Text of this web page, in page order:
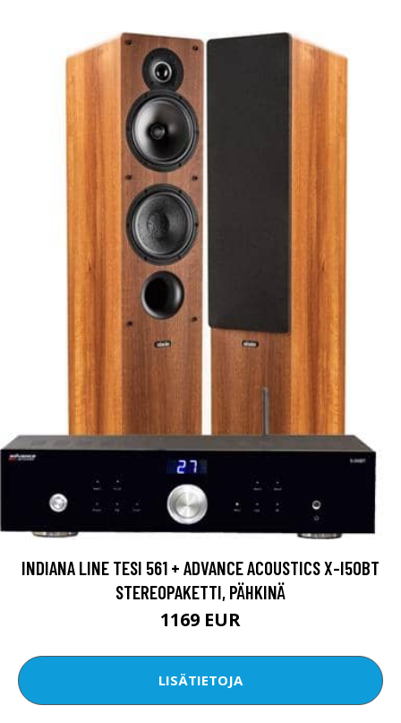
INDIANA LINE TESI 561 + ADVANCE ACOUSTICS X-I50BT
STEREOPAKETTI, PÄHKINÄ
1169 EUR
LISÄTIETOJA